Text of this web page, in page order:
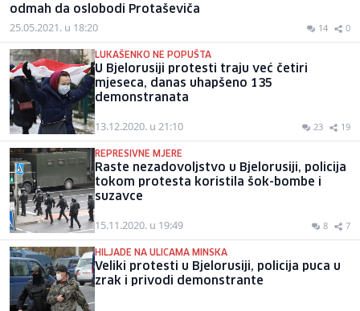
odmah da oslobodi Protaševiča
25.05.2021. u 18:20 14 0
LUKAŠENKO NE POPUŠTA
U Bjelorusiji protesti traju već četiri
mjeseca, danas uhapšeno 135
demonstranata
13.12.2020. u 21:10 23 19
REPRESIVNE MJERE
Raste nezadovoljstvo u Bjelorusiji, policija
tokom protesta koristila šok-bombe i
suzavce
15.11.2020. u 19:49 8 7
HILJADE NA ULICAMA MINSKA
Veliki protesti u Bjelorusiji, policija puca u
zrak i privodi demonstrante